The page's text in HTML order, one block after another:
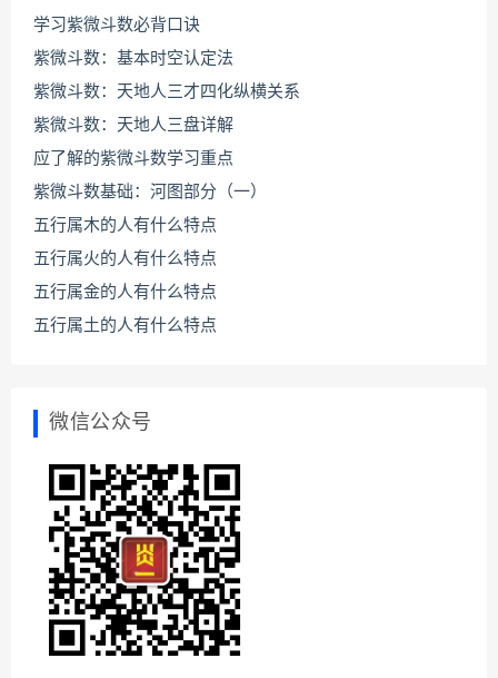
学习紫微斗数必背口诀
紫微斗数：基本时空认定法
紫微斗数：天地人三才四化纵横关系
紫微斗数：天地人三盘详解
应了解的紫微斗数学习重点
紫微斗数基础：河图部分（一）
五行属木的人有什么特点
五行属火的人有什么特点
五行属金的人有什么特点
五行属土的人有什么特点
微信公众号